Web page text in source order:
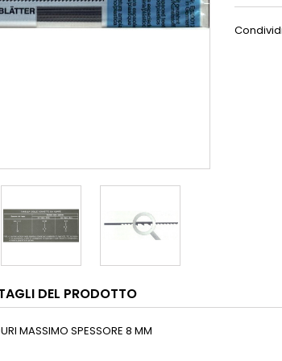
DEL PRODOTTO
MASSIMO SPESSORE 8 MM